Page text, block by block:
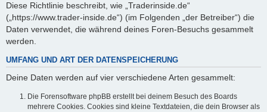
Diese Richtlinie beschreibt, wie „Traderinside.de“
(„https://www.trader-inside.de“) (im Folgenden „der Betreiber“) die
Daten verwendet, die während deines Foren-Besuchs gesammelt
werden.
UMFANG UND ART DER DATENSPEICHERUNG
Deine Daten werden auf vier verschiedene Arten gesammelt:
Die Forensoftware phpBB erstellt bei deinem Besuch des Boards
mehrere Cookies. Cookies sind kleine Textdateien, die dein Browser als